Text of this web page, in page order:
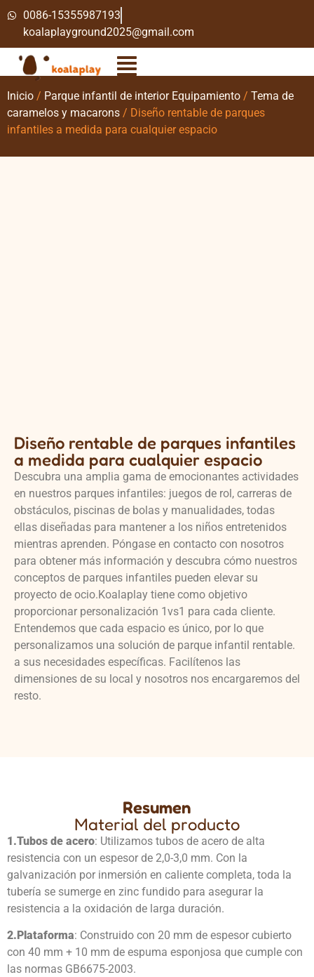
0086-15355987193
koalaplayground2025@gmail.com
Inicio / Parque infantil de interior Equipamiento / Tema de
caramelos y macarons / Diseño rentable de parques
infantiles a medida para cualquier espacio
Diseño rentable de parques infantiles
a medida para cualquier espacio
Descubra una amplia gama de emocionantes actividades
en nuestros parques infantiles: juegos de rol, carreras de
obstáculos, piscinas de bolas y manualidades, todas
ellas diseñadas para mantener a los niños entretenidos
mientras aprenden. Póngase en contacto con nosotros
para obtener más información y descubra cómo nuestros
conceptos de parques infantiles pueden elevar su
proyecto de ocio.Koalaplay tiene como objetivo
proporcionar personalización 1vs1 para cada cliente.
Entendemos que cada espacio es único, por lo que
personalizamos una solución de parque infantil rentable.
a sus necesidades específicas. Facilítenos las
dimensiones de su local y nosotros nos encargaremos del
resto.
Resumen
Material del producto
1.Tubos de acero: Utilizamos tubos de acero de alta
resistencia con un espesor de 2,0-3,0 mm. Con la
galvanización por inmersión en caliente completa, toda la
tubería se sumerge en zinc fundido para asegurar la
resistencia a la oxidación de larga duración.
2. Plataforma: Construido con 20 mm de espesor cubierto
con 40 mm + 10 mm de espuma esponjosa que cumple con
las normas GB6675-2003.